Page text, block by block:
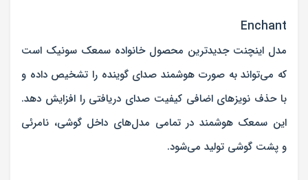
Enchant
مدل اینچنت جدیدترین محصول خانواده سمعک سونیک است
که می‌تواند به صورت هوشمند صدای گوینده را تشخیص داده و
با حذف نویزهای اضافی کیفیت صدای دریافتی را افزایش دهد.
این سمعک هوشمند در تمامی مدل‌های داخل گوشی، نامرئی
و پشت گوشی تولید می‌شود.